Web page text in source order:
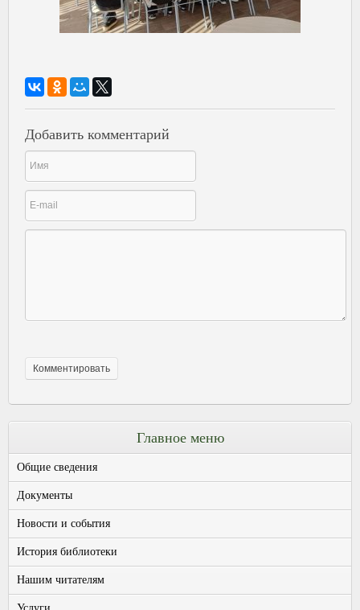
Добавить комментарий
Главное меню
Общие сведения
Документы
Новости и события
История библиотеки
Нашим читателям